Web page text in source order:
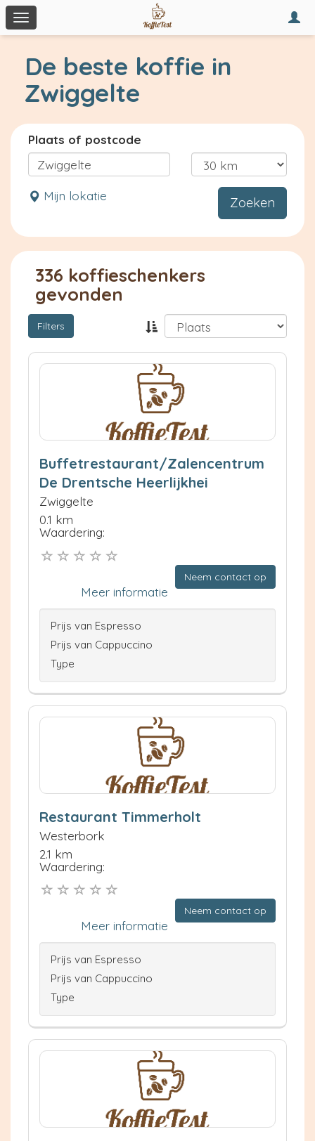
Toggle
navigation
De beste koffie in
Zwiggelte
Plaats of postcode
Mijn lokatie Zoeken
336 koffieschenkers
gevonden
Filters
Buffetrestaurant/Zalencentrum
De Drentsche Heerlijkhei
Zwiggelte
0.1 km
Waardering:
Neem contact op
Meer informatie
Prijs van Espresso
Prijs van Cappuccino
Type
Restaurant Timmerholt
Westerbork
2.1 km
Waardering:
Neem contact op
Meer informatie
Prijs van Espresso
Prijs van Cappuccino
Type